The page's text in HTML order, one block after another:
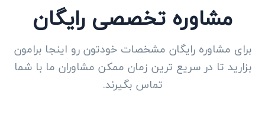
مشاوره تخصصی رایگان
برای مشاوره رایگان مشخصات خودتون رو اینجا برامون
بزارید تا در سریع ترین زمان ممکن مشاوران ما با شما
تماس بگیرند.